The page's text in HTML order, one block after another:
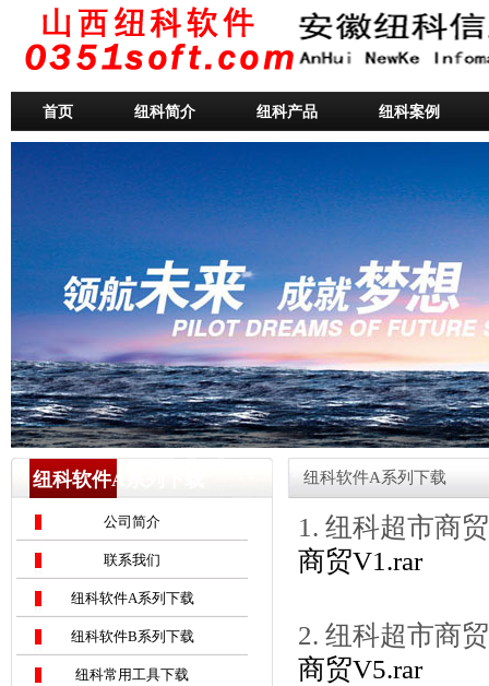
首页 纽科简介 纽科产品 纽科案例
纽科软件A系列下载
公司简介
联系我们
纽科软件A系列下载
纽科软件B系列下载
纽科常用工具下载
纽科软件A系列下载
1. 纽科超市商
商贸V1.rar
2. 纽科超市商
商贸V5.rar